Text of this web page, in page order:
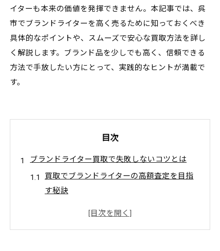
イターも本来の価値を発揮できません。本記事では、呉
市でブランドライターを高く売るために知っておくべき
具体的なポイントや、スムーズで安心な買取方法を詳し
く解説します。ブランド品を少しでも高く、信頼できる
方法で手放したい方にとって、実践的なヒントが満載で
す。
目次
ブランドライター買取で失敗しないコツとは
買取でブランドライターの高額査定を目指
す秘訣
広島のブランド買取で後悔しないための注